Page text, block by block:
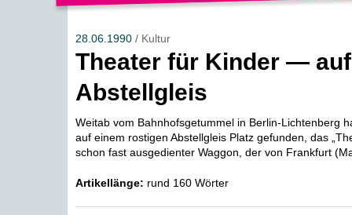
28.06.1990/ Kultur
Theater für Kinder —
Abstellgleis
Weitab vom Bahnhofsgetummel in Berlin-Lichtenberg
auf einem rostigen Abstellgleis Platz gefunden, das
schon fast ausgedienter Waggon, der von Frankfurt
Artikellänge: rund 160 Wörter